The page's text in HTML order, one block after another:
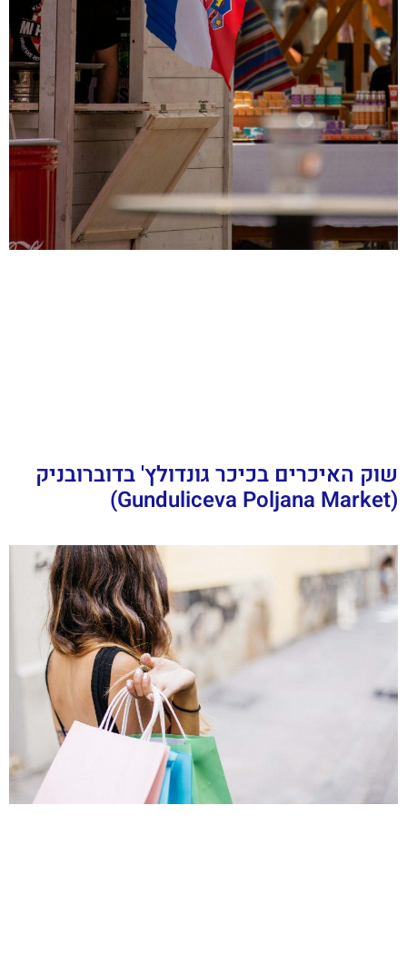
שוק האיכרים בכיכר גונדולץ' בדוברובניק
(Gunduliceva Poljana Market)